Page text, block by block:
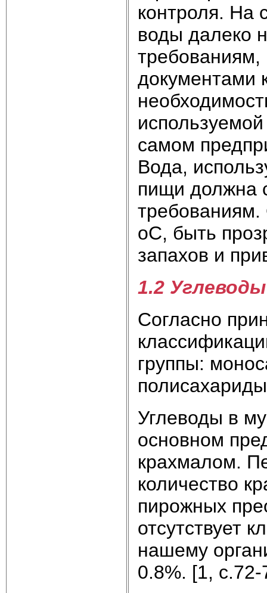
контроля. На
воды далеко
документами
самом
Вода,
пищи должна
оС, быть
запахов и
1.2 Углеводы
Согласно
группы:
Углеводы в
основном
крахмалом.
количество
пирожных
отсутствует
нашему
0.8%. [1, с.72-